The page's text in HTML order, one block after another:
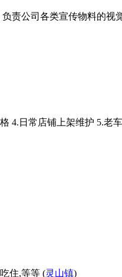
责公司各类宣传物料的
4.日常店铺上架维护 5.老
住,等等 (灵山镇)